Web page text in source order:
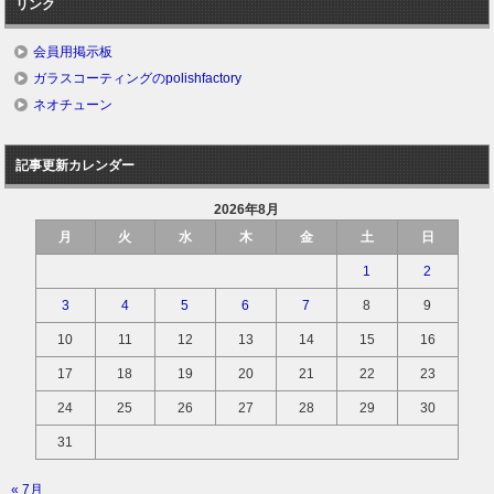
リンク
会員用掲示板
ガラスコーティングのpolishfactory
ネオチューン
記事更新カレンダー
2026年8月
月
火 水 木 金 土 日
1 2
3 4 5 6 7 8 9
10 11 12 13 14 15 16
17 18 19 20 21 22 23
24 25 26 27 28 29 30
31
« 7月